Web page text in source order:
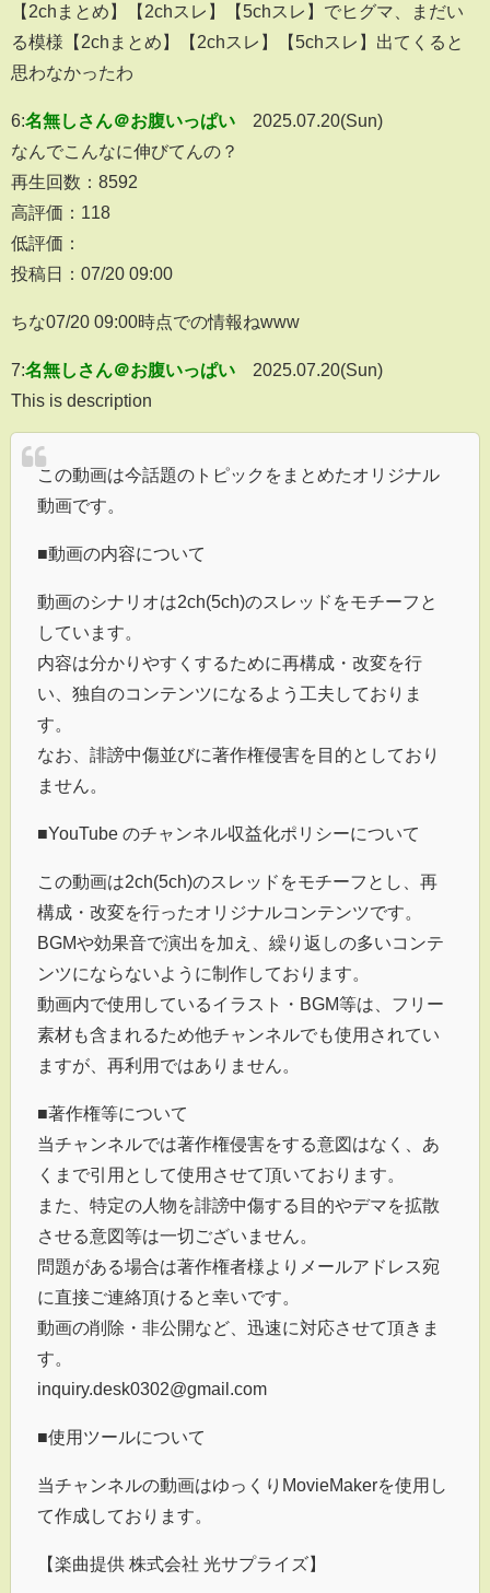
【2chまとめ】【2chスレ】【5chスレ】でヒグマ、まだい
る模様【2chまとめ】【2chスレ】【5chスレ】出てくると
思わなかったわ
6:名無しさん＠お腹いっぱい
2025.07.20(Sun)
なんでこんなに伸びてんの？
再生回数：8592
高評価：118
低評価：
投稿日：07/20 09:00
ちな07/20 09:00時点での情報ねwww
7:名無しさん＠お腹いっぱい
2025.07.20(Sun)
This is description
この動画は今話題のトピックをまとめたオリジナル
動画です。
■動画の内容について
動画のシナリオは2ch(5ch)のスレッドをモチーフと
しています。
内容は分かりやすくするために再構成・改変を行
い、独自のコンテンツになるよう工夫しておりま
す。
なお、誹謗中傷並びに著作権侵害を目的としており
ません。
■YouTube のチャンネル収益化ポリシーについて
この動画は2ch(5ch)のスレッドをモチーフとし、再
構成・改変を行ったオリジナルコンテンツです。
BGMや効果音で演出を加え、繰り返しの多いコンテ
ンツにならないように制作しております。
動画内で使用しているイラスト・BGM等は、フリー
素材も含まれるため他チャンネルでも使用されてい
ますが、再利用ではありません。
■著作権等について
当チャンネルでは著作権侵害をする意図はなく、あ
くまで引用として使用させて頂いております。
また、特定の人物を誹謗中傷する目的やデマを拡散
させる意図等は一切ございません。
問題がある場合は著作権者様よりメールアドレス宛
に直接ご連絡頂けると幸いです。
動画の削除・非公開など、迅速に対応させて頂きま
す。
inquiry.desk0302@gmail.com
■使用ツールについて
当チャンネルの動画はゆっくりMovieMakerを使用し
て作成しております。
【楽曲提供 株式会社 光サプライズ】